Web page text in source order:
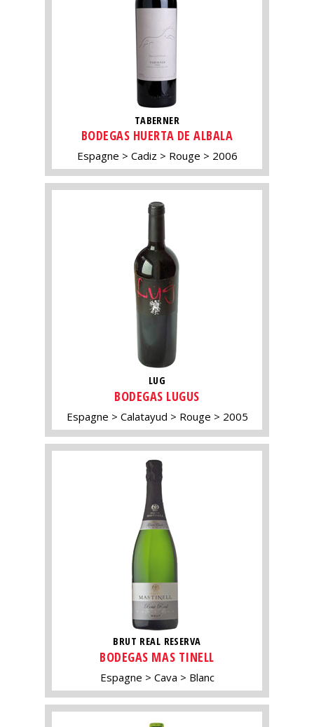
TABERNER
BODEGAS HUERTA DE ALBALA
Espagne Cadiz Rouge 2006
LUG
BODEGAS LUGUS
Espagne Calatayud Rouge 2005
BRUT REAL RESERVA
BODEGAS MAS TINELL
Espagne Cava Blanc